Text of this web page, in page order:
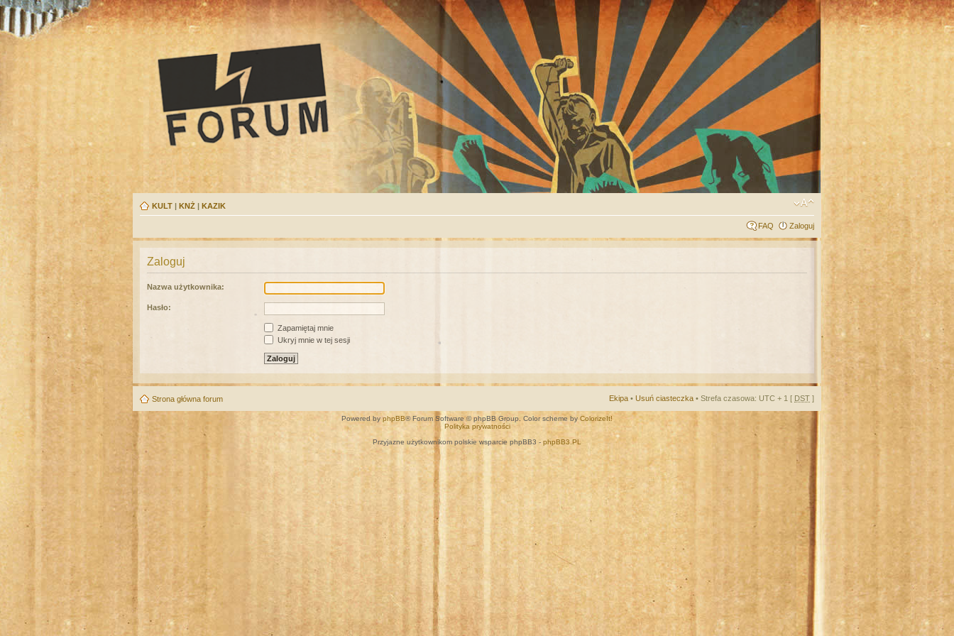
KULT | KNŻ | KAZIK
FAQ Zaloguj
Zaloguj
Nazwa użytkownika:
Hasło:
Zapamiętaj mnie
Ukryj mnie w tej sesji
Strona główna forum Ekipa • Usuń ciasteczka • Strefa czasowa: UTC + 1 [ DST ]
Powered by phpBB® Forum Software © phpBB Group. Color scheme by ColorizeIt!
Polityka prywatności
Przyjazne użytkownikom polskie wsparcie phpBB3 - phpBB3.PL